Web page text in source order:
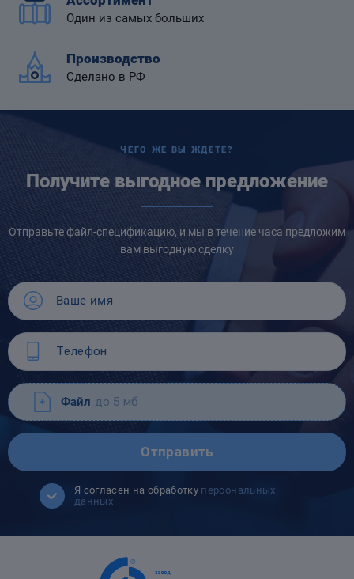
Один из самых больших
Производство
Сделано в РФ
ЧЕГО ЖЕ ВЫ ЖДЕТЕ?
Получите выгодное предложение
Отправьте файл-спецификацию, и мы в течение часа предложим
вам выгодную сделку
Файл до 5 мб
Отправить
Я согласен на обработку персональных
данных